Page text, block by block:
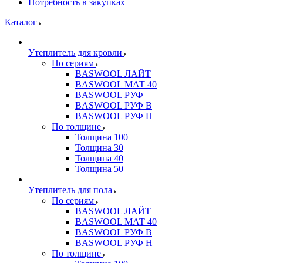
Потребность в закупках
Каталог
Утеплитель для кровли
По сериям
BASWOOL ЛАЙТ
BASWOOL МАТ 40
BASWOOL РУФ
BASWOOL РУФ В
BASWOOL РУФ Н
По толщине
Толщина 100
Толщина 30
Толщина 40
Толщина 50
Утеплитель для пола
По сериям
BASWOOL ЛАЙТ
BASWOOL МАТ 40
BASWOOL РУФ В
BASWOOL РУФ Н
По толщине